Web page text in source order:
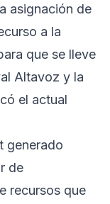
asignación de
a la
que se lleve
Altavoz y la
el actual
generado
de
recursos que